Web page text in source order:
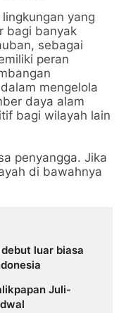
yang
bagi banyak
sebagai
peran
mengelola
daya alam
bagi wilayah lain
penyangga. Jika
di bawahnya
luar biasa
Juli-